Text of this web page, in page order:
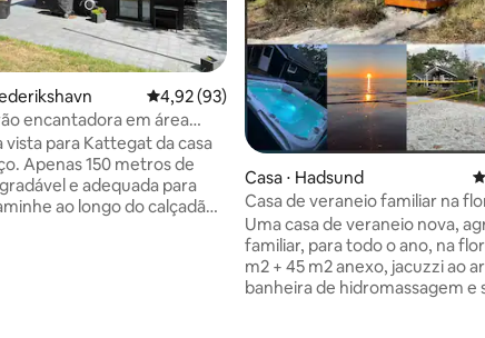
de 5, 114 avaliações
4,92 de uma avaliação média de 5, 93
4,92 (93)
encantadora em área
para o mar
para Kattegat da casa
Apenas 150 metros de
e adequada para
ao longo do calçadão
Casa ⋅ Hadsund
Casa de veraneio familiar na
beira da água com jacuzzi
Uma casa de veraneio nova,
familiar, para todo o ano, na
m2 + 45 m2 anexo, jacuzzi ao
banheira de hidromassagem e